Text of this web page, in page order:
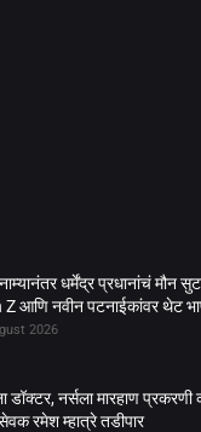
धर्मेंद्र प्रधानांचं मौन
Z आणि नवीन पटनाईकांवर थेट
2026
डॉक्टर, नर्सला मारहाण प्रकरणी
रमेश म्हात्रे तडीपार